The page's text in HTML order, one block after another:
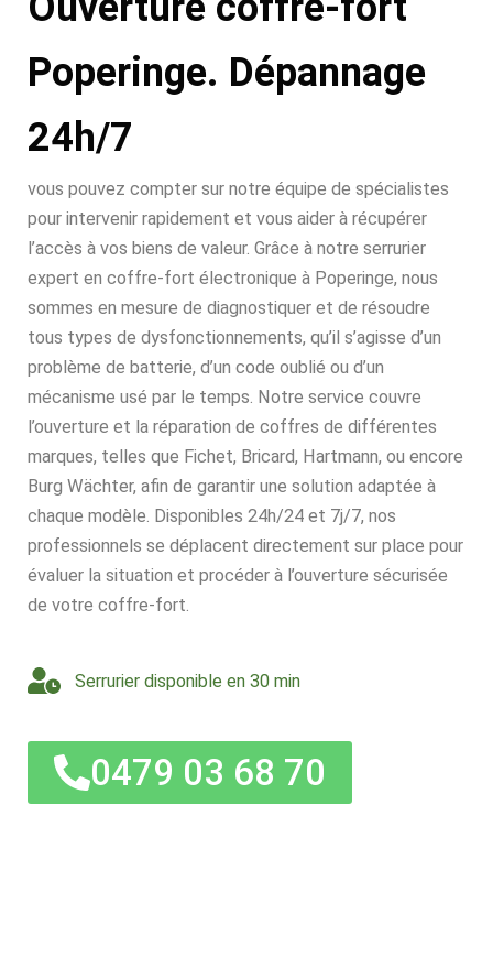
Poperinge. Dépannage
24h/7
vous pouvez compter sur notre équipe de spécialistes
pour intervenir rapidement et vous aider à récupérer
l’accès à vos biens de valeur. Grâce à notre serrurier
expert en coffre-fort électronique à Poperinge, nous
sommes en mesure de diagnostiquer et de résoudre
tous types de dysfonctionnements, qu’il s’agisse d’un
problème de batterie, d’un code oublié ou d’un
mécanisme usé par le temps. Notre service couvre
l’ouverture et la réparation de coffres de différentes
marques, telles que Fichet, Bricard, Hartmann, ou encore
Burg Wächter, afin de garantir une solution adaptée à
chaque modèle. Disponibles 24h/24 et 7j/7, nos
professionnels se déplacent directement sur place pour
évaluer la situation et procéder à l’ouverture sécurisée
de votre coffre-fort.
Serrurier disponible en 30 min
0479 03 68 70